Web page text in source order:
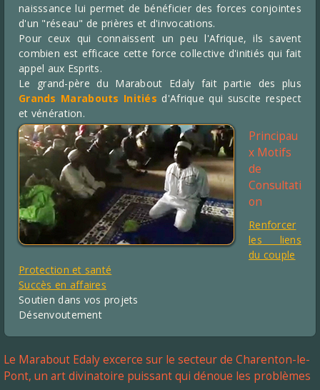
naisssance lui permet de bénéficier des forces conjointes
d'un "réseau" de prières et d'invocations.
Pour ceux qui connaissent un peu l'Afrique, ils savent
combien est efficace cette force collective d'initiés qui fait
appel aux Esprits.
Le grand-père du Marabout Edaly fait partie des plus
Grands Marabouts Initiés d'Afrique qui suscite respect
et vénération.
Principau
x Motifs
de
Consultati
on
Renforcer
les liens
du couple
Protection et santé
Succès en affaires
Soutien dans vos projets
Désenvoutement
Le Marabout Edaly excerce sur le secteur de Charenton-le-
Pont, un art divinatoire puissant qui dénoue les problèmes